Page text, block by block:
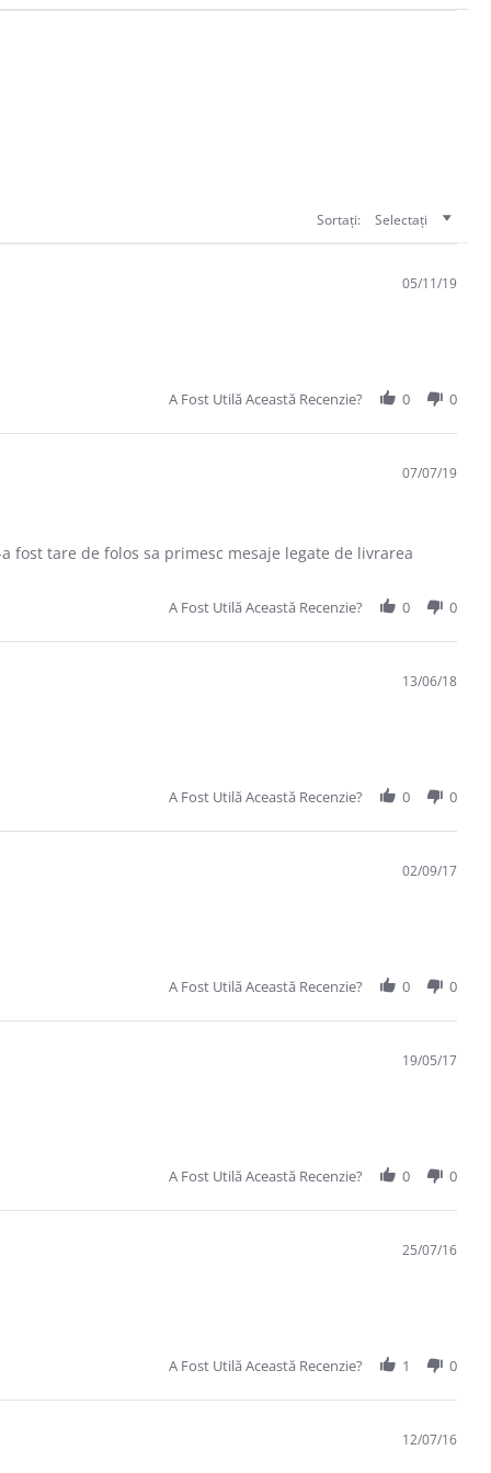
Sortați: Selectați
05/11/19
A Fost Utilă Această Recenzie? 0 0
07/07/19
tare de folos sa primesc mesaje legate de livrarea
A Fost Utilă Această Recenzie? 0 0
13/06/18
A Fost Utilă Această Recenzie? 0 0
02/09/17
A Fost Utilă Această Recenzie? 0 0
19/05/17
A Fost Utilă Această Recenzie? 0 0
25/07/16
A Fost Utilă Această Recenzie? 1 0
12/07/16